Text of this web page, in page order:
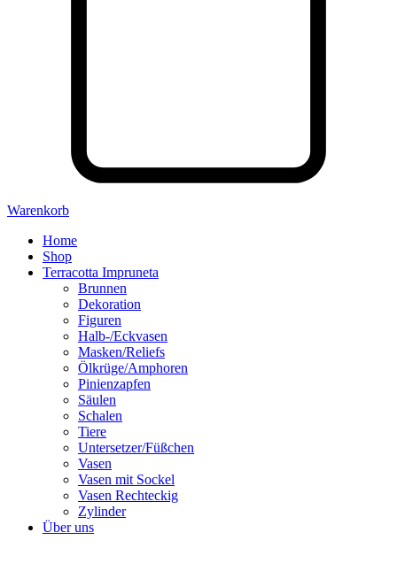
Warenkorb
Home
Shop
Terracotta Impruneta
Brunnen
Dekoration
Figuren
Halb-/Eckvasen
Masken/Reliefs
Ölkrüge/Amphoren
Pinienzapfen
Säulen
Schalen
Tiere
Untersetzer/Füßchen
Vasen
Vasen mit Sockel
Vasen Rechteckig
Zylinder
Über uns